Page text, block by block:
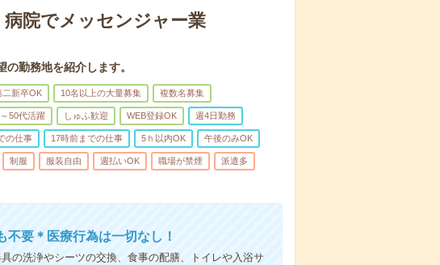
院でメッセンジャー業
勤務地を紹介します。
二新卒OK 10名以上の大量募集 複数名募集
50代活躍 しゅふ歓迎 WEB登録OK 週4日勤務
の仕事 17時前までの仕事 5ｈ以内OK 午後のみOK
制服 服装自由 週払いOK 職場が禁煙 派遣多
不要＊医療行為は一切なし！
の洗浄やシーツの交換、食事の配膳、トイレや入浴サ